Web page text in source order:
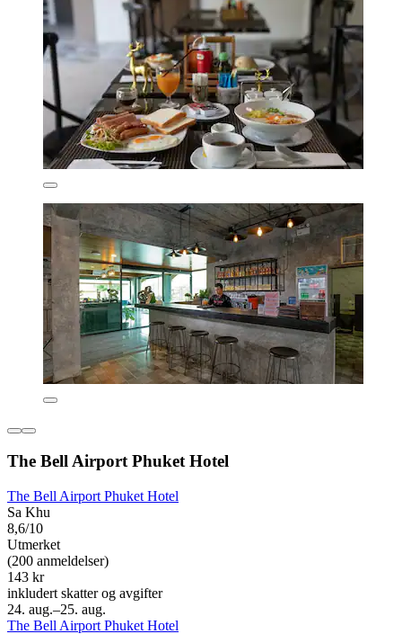
The Bell Airport Phuket Hotel
The Bell Airport Phuket Hotel
Sa Khu
8,6/10
Utmerket
(200 anmeldelser)
143 kr
inkludert skatter og avgifter
24. aug.–25. aug.
The Bell Airport Phuket Hotel